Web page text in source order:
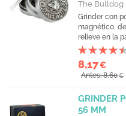
The Bulldog
Grinder con
magnético,
relieve en la
8,17€
Antes: 8,60€
GRINDER
56 MM